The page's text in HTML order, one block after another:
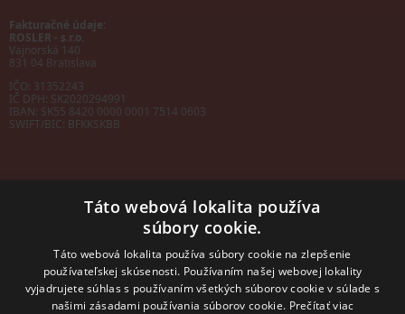
Fakturačné údaje:
ROSLER - s.r.o.
Vajnorská 140
831 04 Bratislava
IČO: 31352243
IČ DPH: SK2020294991
IBAN: SK55 8420 0000 0001 7514 0603
SWIFT/BIC: BFKKSKBB
sales@rosler.sk
Regionálni zástupcovia
Západ a stred:
+421 903 728 402
Táto webová lokalita používa
súbory cookie.
Táto webová lokalita používa súbory cookie na zlepšenie
používateľskej skúsenosti. Používaním našej webovej lokality
vyjadrujete súhlas s používaním všetkých súborov cookie v súlade s
našimi zásadami používania súborov cookie. Prečítať viac